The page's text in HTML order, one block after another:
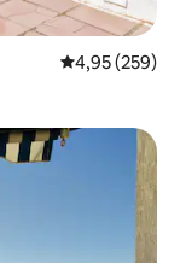
4,95 av 5 i
4,95 (259)